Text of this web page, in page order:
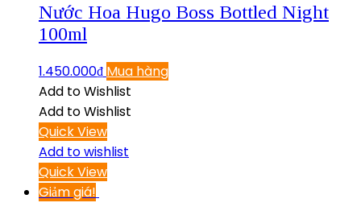
Nước Hoa Hugo Boss Bottled Night
100ml
1.450.000₫ Mua hàng
Add to Wishlist
Add to Wishlist
Quick View
Add to wishlist
Quick View
Giảm giá!